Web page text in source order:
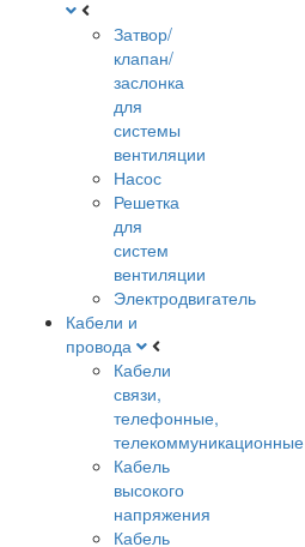
Затвор/
клапан/
заслонка
для
системы
вентиляции
Насос
Решетка
для
систем
вентиляции
Электродвигатель
Кабели и
провода
Кабели
связи,
телефонные,
телекоммуникационные
Кабель
высокого
напряжения
Кабель